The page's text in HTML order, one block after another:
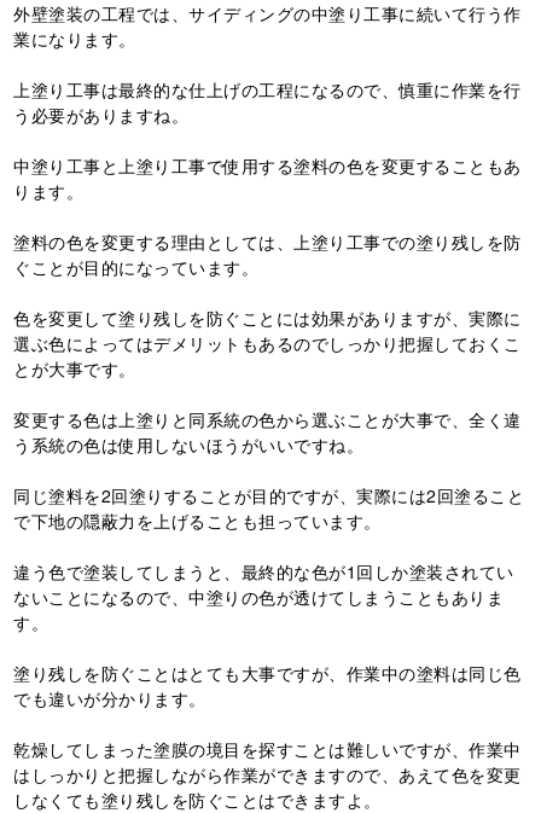
外壁塗装の工程では、サイディングの中塗り工事に続いて行う作
業になります。
上塗り工事は最終的な仕上げの工程になるので、慎重に作業を行
う必要がありますね。
中塗り工事と上塗り工事で使用する塗料の色を変更することもあ
ります。
塗料の色を変更する理由としては、上塗り工事での塗り残しを防
ぐことが目的になっています。
色を変更して塗り残しを防ぐことには効果がありますが、実際に
選ぶ色によってはデメリットもあるのでしっかり把握しておくこ
とが大事です。
変更する色は上塗りと同系統の色から選ぶことが大事で、全く違
う系統の色は使用しないほうがいいですね。
同じ塗料を2回塗りすることが目的ですが、実際には2回塗ること
で下地の隠蔽力を上げることも担っています。
違う色で塗装してしまうと、最終的な色が1回しか塗装されてい
ないことになるので、中塗りの色が透けてしまうこともありま
す。
塗り残しを防ぐことはとても大事ですが、作業中の塗料は同じ色
でも違いが分かります。
乾燥してしまった塗膜の境目を探すことは難しいですが、作業中
はしっかりと把握しながら作業ができますので、あえて色を変更
しなくても塗り残しを防ぐことはできますよ。